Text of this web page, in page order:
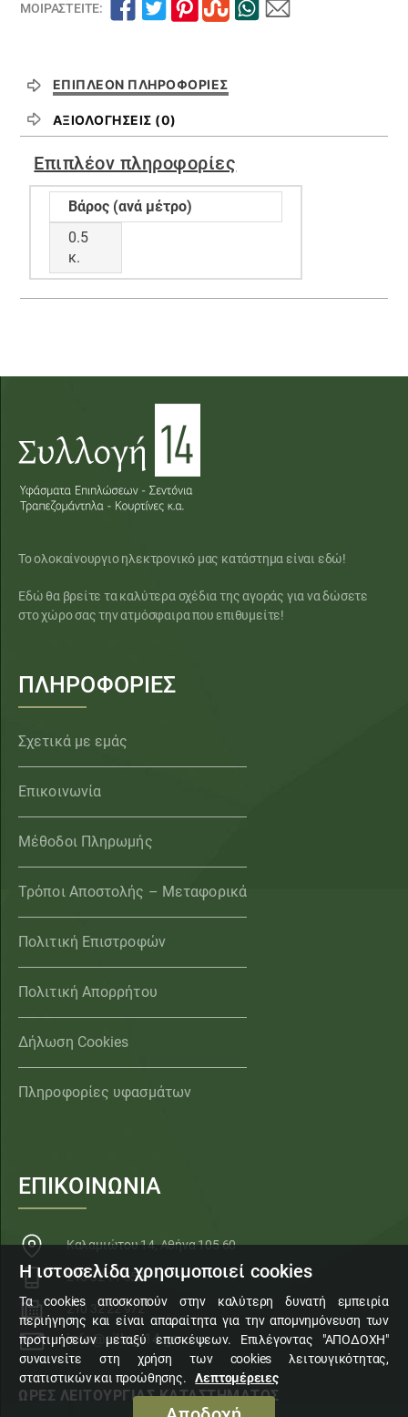
ΜΟΙΡΑΣΤΕΊΤΕ:
ΕΠΙΠΛΈΟΝ ΠΛΗΡΟΦΟΡΊΕΣ
ΑΞΙΟΛΟΓΉΣΕΙΣ (0)
Επιπλέον πληροφορίες
Βάρος (ανά μέτρο)
0.5
κ.
Το ολοκαίνουργιο ηλεκτρονικό μας κατάστημα είναι εδώ!
Εδώ θα βρείτε τα καλύτερα σχέδια της αγοράς για να δώσετε
στο χώρο σας την ατμόσφαιρα που επιθυμείτε!
ΠΛΗΡΟΦΟΡΙΕΣ
Σχετικά με εμάς
Επικοινωνία
Μέθοδοι Πληρωμής
Τρόποι Αποστολής – Μεταφορικά
Πολιτική Επιστροφών
Πολιτική Απορρήτου
Δήλωση Cookies
Πληροφορίες υφασμάτων
ΕΠΙΚΟΙΝΩΝΙΑ
Καλαμιώτου 14, Αθήνα 105 60
210 32 11 553
210 32 22 972
info@sillogi14.gr
ΩΡΕΣ ΛΕΙΤΟΥΡΓΙΑΣ ΚΑΤΑΣΤΗΜΑΤΟΣ
Η ιστοσελίδα χρησιμοποιεί cookies
Τα cookies αποσκοπούν στην καλύτερη δυνατή εμπειρία
περιήγησης και είναι απαραίτητα για την απομνημόνευση των
προτιμήσεων μεταξύ επισκέψεων. Επιλέγοντας "ΑΠΟΔΟΧΗ"
συναινείτε στη χρήση των cookies λειτουγικότητας,
στατιστικών και προώθησης.
Λεπτομέρειες